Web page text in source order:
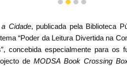
1 2 3 4
Cidade, publicada pela Biblioteca
“Poder da Leitura Divertida na
concebida especialmente para os
deMODSA Book Crossing